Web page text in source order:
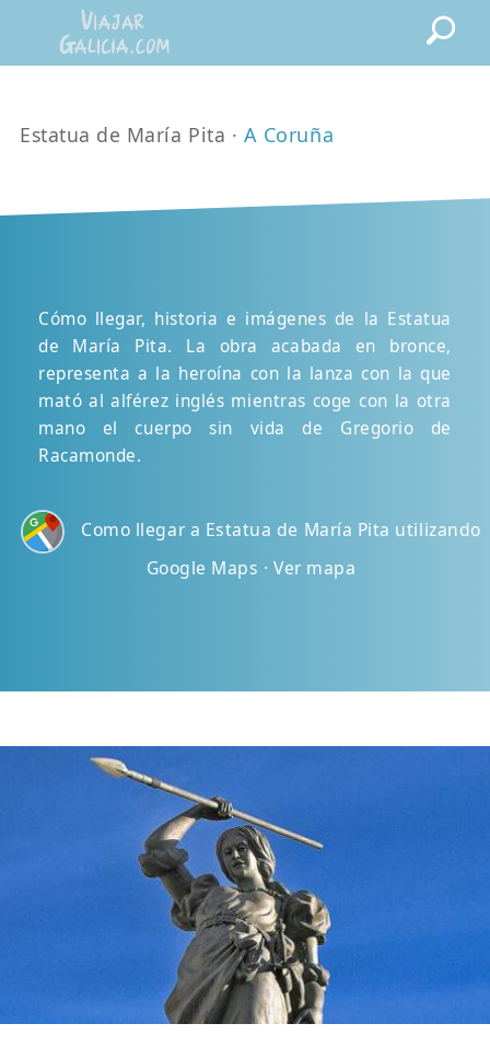
Estatua de María Pita · A Coruña
Cómo llegar, historia e imágenes de la Estatua
de María Pita. La obra acabada en bronce,
representa a la heroína con la lanza con la que
mató al alférez inglés mientras coge con la otra
mano el cuerpo sin vida de Gregorio de
Racamonde.
Como llegar a Estatua de María Pita utilizando
Google Maps · Ver mapa